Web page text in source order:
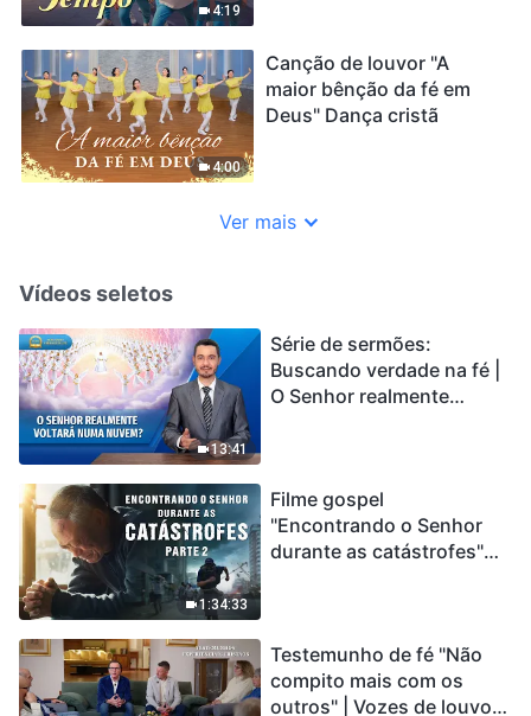
4:19
4:00
Canção de louvor "A
maior bênção da fé em
Deus" Dança cristã
Ver mais
Vídeos seletos
13:41
Série de sermões:
Buscando verdade na fé |
O Senhor realmente
1:34:33
Filme gospel
"Encontrando o Senhor
durante as catástrofes"
catástrofes ccontecem, a
humanidade está
entrando em contagem
Testemunho de fé "Não
compito mais com os
outros" | Vozes de louvor